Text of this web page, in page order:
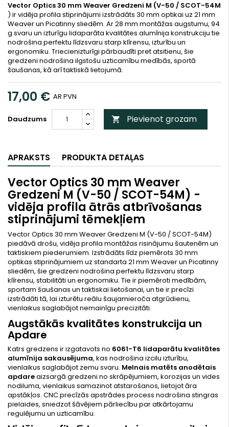
Vector Optics 30 mm Weaver Gredzeni M (V-50 / SCOT-54M
) ir vidēja profila stiprinājumi izstrādāts 30 mm optikai uz 21 mm
Weaver un Picatinny sliedēm. Ar 28 mm montāžas augstumu, 94
g svaru un izturīgu lidaparāta kvalitātes alumīnija konstrukciju tie
nodrošina perfektu līdzsvaru starp klīrensu, izturību un
ergonomiku. Triecienizturīgi pārbaudīti pret atsitienu, šie
gredzeni nodrošina ilgstošu uzticamību medībās, sportā
šaušanas, kā arī taktiskā lietojumā.
17,00 € AR PVN
Daudzums  Pievienot grozam
APRAKSTS PRODUKTA DETAĻAS
Vector Optics 30 mm Weaver
Gredzeni M (V-50 / SCOT-54M) -
vidēja profila ātrās atbrīvošanas
stiprinājumi tēmekļiem
Vector Optics 30 mm Weaver Gredzeni M (V-50 / SCOT-54M)
piedāvā drošu, vidēja profila montāžas risinājumu šautenēm un
taktiskiem piederumiem. Izstrādāts līdz piemērots 30 mm
optikas stiprinājumiem uz standarta 21 mm Weaver un Picatinny
sliedēm, šie gredzeni nodrošina perfektu līdzsvaru starp
klīrensu, stabilitāti un ergonomiku. Tie ir piemēroti medībām,
sportam šaušanas un taktiskai lietošanai, un tie ir precīzi
izstrādāti tā, lai izturētu reālu šaujamieroča atgrūdienu,
vienlaikus saglabājot nemainīgu precizitāti.
Augstākās kvalitātes konstrukcija un
Apdare
Katrs gredzens ir izgatavots no 6061-T6 lidaparātu kvalitātes
alumīnija sakausējuma, kas nodrošina izcilu izturību,
vienlaikus saglabājot zemu svaru. Melnais matēts anodētais
apdareaizsargā gredzeni no skrāpējumiem, korozijas un vides
nodiluma, vienlaikus samazinot atstarošanos, lietojot āra
apstākļos. CNC precīzās apstrādes process nodrošina stingras
pielaides, sniedzot šāvējiem pārliecību par atkārtojamu
regulējumu un uzticamību.